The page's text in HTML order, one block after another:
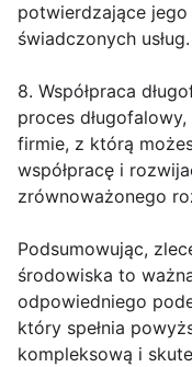
potwierdzające
świadczonych usług.
8. Współpraca
proces
firmie, z którą
współpracę i
zrównoważonego
Podsumowując,
środowiska to
odpowiedniego
który spełnia
kompleksową i